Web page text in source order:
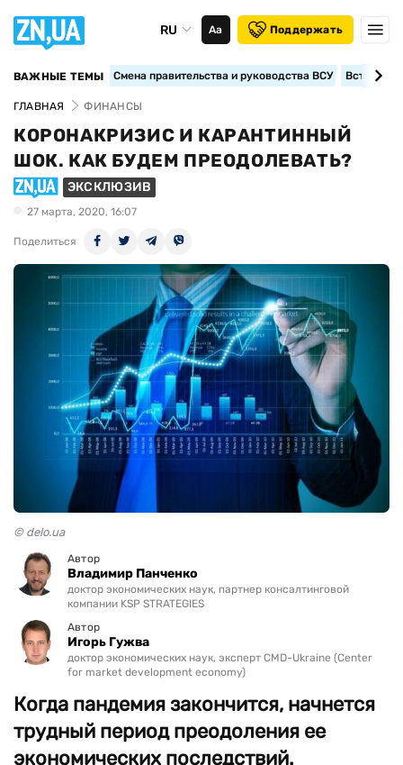
RU Аа Поддержать
ВАЖНЫЕ ТЕМЫ Смена правительства и руководства ВСУ
ГЛАВНАЯ ФИНАНСЫ
КОРОНАКРИЗИС И КАРАНТИННЫЙ
ШОК. КАК БУДЕМ ПРЕОДОЛЕВАТЬ?
ЭКСКЛЮЗИВ
27 марта, 2020, 16:07
Поделиться
© delo.ua
Автор
Владимир Панченко
доктор экономических наук, партнер консалтинговой
компании KSP STRATEGIES
Автор
Игорь Гужва
доктор экономических наук, эксперт CMD-Ukraine (Center
for market development economy)
Когда пандемия закончится, начнется
трудный период преодоления ее
экономических последствий.